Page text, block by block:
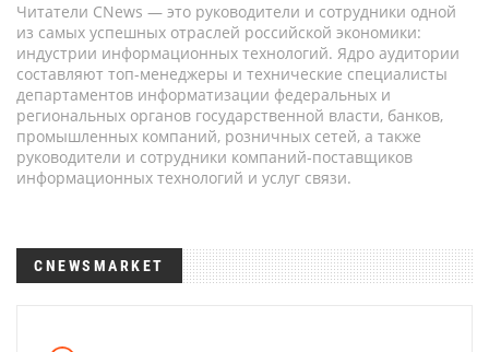
Читатели CNews — это руководители и сотрудники одной
из самых успешных отраслей российской экономики:
индустрии информационных технологий. Ядро аудитории
составляют топ-менеджеры и технические специалисты
департаментов информатизации федеральных и
региональных органов государственной власти, банков,
промышленных компаний, розничных сетей, а также
руководители и сотрудники компаний-поставщиков
информационных технологий и услуг связи.
CNEWSMARKET